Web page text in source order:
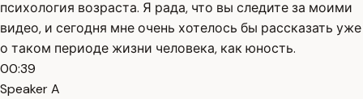
психология возраста. Я рада, что вы следите за моими
видео, и сегодня мне очень хотелось бы рассказать уже
о таком периоде жизни человека, как юность.
00:39
Speaker A